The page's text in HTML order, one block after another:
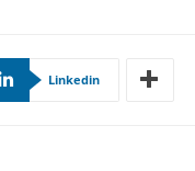
Linkedin